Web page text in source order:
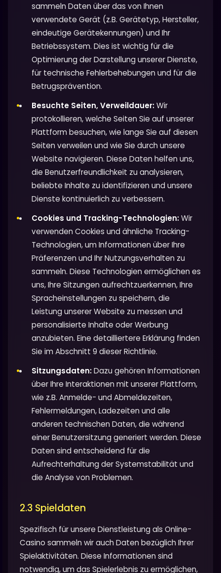
sammeln Daten über das von Ihnen
verwendete Gerät (z.B. Gerätetyp, Hersteller,
eindeutige Gerätekennungen) und Ihr
Betriebssystem. Dies ist wichtig für die
Optimierung der Darstellung unserer Dienste,
für technische Fehlerbehebungen und für die
Betrugsprävention.
Besuchte Seiten, Verweildauer:Wir
protokollieren, welche Seiten Sie auf unserer
Plattform besuchen, wie lange Sie auf diesen
Seiten verweilen und wie Sie durch unsere
Website navigieren. Diese Daten helfen uns,
die Benutzerfreundlichkeit zu analysieren,
beliebte Inhalte zu identifizieren und unsere
Dienste kontinuierlich zu verbessern.
Cookies und Tracking-Technologien:Wir
verwenden Cookies und ähnliche Tracking-
Technologien, um Informationen über Ihre
Präferenzen und Ihr Nutzungsverhalten zu
sammeln. Diese Technologien ermöglichen es
uns, Ihre Sitzungen aufrechtzuerkennen, Ihre
Spracheinstellungen zu speichern, die
Leistung unserer Website zu messen und
personalisierte Inhalte oder Werbung
anzubieten. Eine detailliertere Erklärung finden
Sie im Abschnitt 9 dieser Richtlinie.
Sitzungsdaten:Dazu gehören Informationen
über Ihre Interaktionen mit unserer Plattform,
wie z.B. Anmelde- und Abmeldezeiten,
Fehlermeldungen, Ladezeiten und alle
anderen technischen Daten, die während
einer Benutzersitzung generiert werden. Diese
Daten sind entscheidend für die
Aufrechterhaltung der Systemstabilität und
die Analyse von Problemen.
2.3 Spieldaten
Spezifisch für unsere Dienstleistung als Online-
Casino sammeln wir auch Daten bezüglich Ihrer
Spielaktivitäten. Diese Informationen sind
notwendig, um das Spielerlebnis zu ermöglichen,